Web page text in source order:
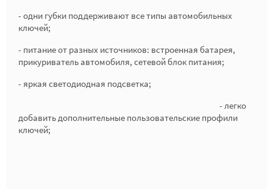
- одни губки поддерживают все типы автомобильных
ключей;
- питание от разных источников: встроенная батарея,
прикуриватель автомобиля, сетевой блок питания;
- яркая светодиодная подсветка;
- легко
добавить дополнительные пользовательские профили
ключей;